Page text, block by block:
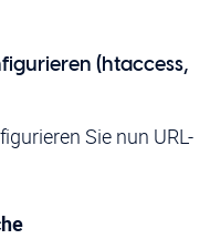
(htaccess,
Sie nun URL-